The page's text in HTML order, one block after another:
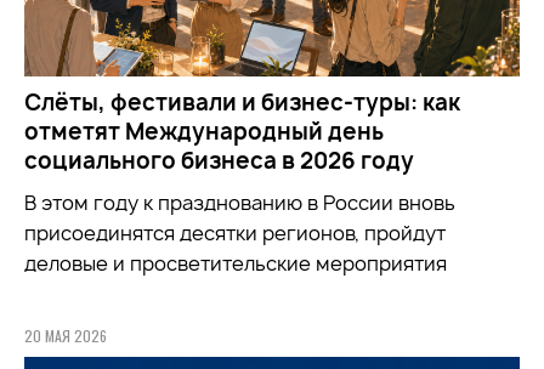
Слёты, фестивали и бизнес-туры: как
отметят Международный день
социального бизнеса в 2026 году
В этом году к празднованию в России вновь
присоединятся десятки регионов, пройдут
деловые и просветительские мероприятия
20 МАЯ 2026